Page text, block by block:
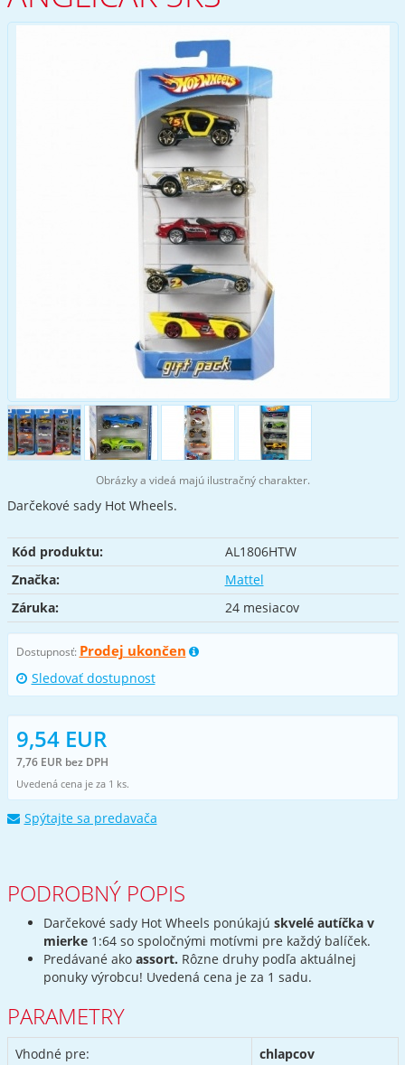
Obrázky a videá majú ilustračný charakter.
Darčekové sady Hot Wheels.
Kód produktu:
AL1806HTW
Značka:
Mattel
Záruka:
24 mesiacov
Dostupnosť: Prodej ukončen
Sledovať dostupnost
9,54 EUR
7,76 EUR bez DPH
Uvedená cena je za 1 ks.
Spýtajte sa predavača
PODROBNÝ POPIS
Darčekové sady Hot Wheels ponúkajú skvelé autíčka v
mierke1:64 so spoločnými motívmi pre každý balíček.
Predávané ako assort. Rôzne druhy podľa aktuálnej
ponuky výrobcu! Uvedená cena je za 1 sadu.
PARAMETRY
Vhodné pre:
chlapcov